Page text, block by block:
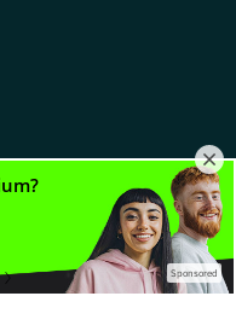
Sponsored